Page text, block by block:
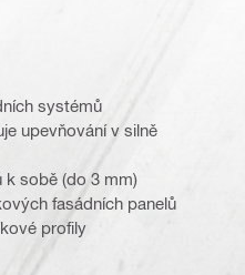
systémů
upevňování v silně
k sobě (do 3 mm)
fasádních panelů
profily